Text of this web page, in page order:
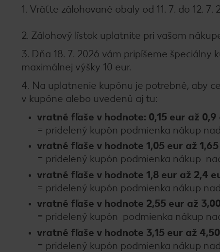
1. Vráťte zálohované obaly od 11. 7. do 12.
2. Zálohový lístok uplatnite pri vašom
3. Dňa 18. 7. 2026 vám pripíšeme
maximálnej výšky 10 eur.
4. Na uplatnenie kupónu je potrebné, aby
v kupóne alebo uvedenú aj tu:
vratné fľaše v hodnote: 0,15 eur až 0,9
= pridelený kupón podmienka nákup
vratné fľaše v hodnote 1,05 eur až
= pridelený kupón podmienka nákup
vratné fľaše v hodnote 1,8 eur až 2,4
= pridelený kupón podmienka nákup
vratné fľaše v hodnote 2,55 eur až
= pridelený kupón podmienka nákup
vratné fľaše v hodnote 3,15 eur až
= pridelený kupón podmienka nákup